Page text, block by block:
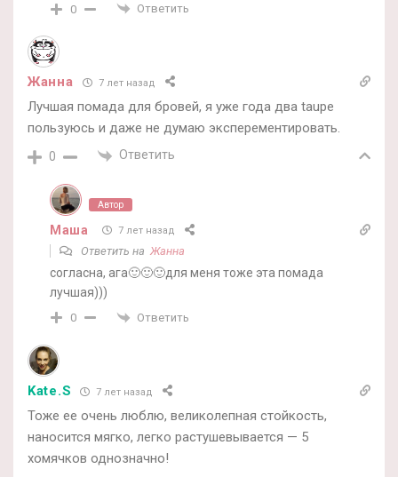
0 Ответить
Жанна 7 лет назад
Лучшая помада для бровей, я уже года два taupe
пользуюсь и даже не думаю эксперементировать.
0 Ответить
Автор
Маша 7 лет назад
Ответить на Жанна
согласна, ага🙂🙂🙂для меня тоже эта помада
лучшая)))
0 Ответить
Kate.S 7 лет назад
Тоже ее очень люблю, великолепная стойкость,
наносится мягко, легко растушевывается — 5
хомячков однозначно!